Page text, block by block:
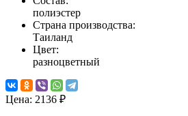
полиэстер
Страна производства:
Таиланд
Цвет:
разноцветный
Цена: 2136 ₽